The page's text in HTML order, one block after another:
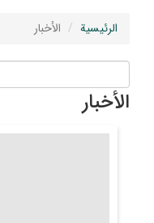
الرئيسية الأخبار
الأخبار